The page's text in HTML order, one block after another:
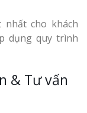
cho khách
dụng quy trình
& Tư vấn